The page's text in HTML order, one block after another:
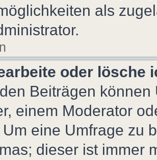
als
oder lösche
Beiträgen
einem Moderator
eine Umfrage zu
dieser ist immer